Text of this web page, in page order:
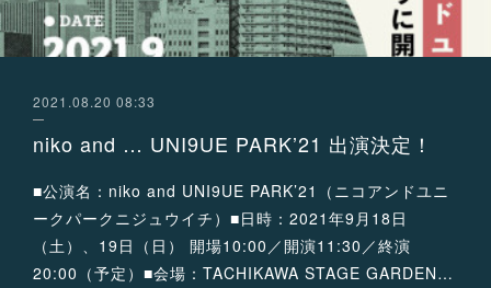
2021.08.20 08:33
niko and … UNI9UE PARK’21 出演決定！
■公演名：niko and UNI9UE PARK’21（ニコアンドユニ
ークパークニジュウイチ）■日時：2021年9月18日
（土）、19日（日） 開場10:00／開演11:30／終演
20:00（予定）■会場：TACHIKAWA STAGE GARDEN…